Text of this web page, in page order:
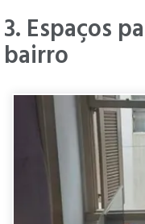
C.
"
3. Espaços
bairro